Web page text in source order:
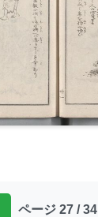
ページ 27 / 34